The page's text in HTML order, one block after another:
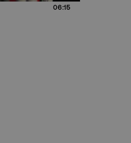
06:15